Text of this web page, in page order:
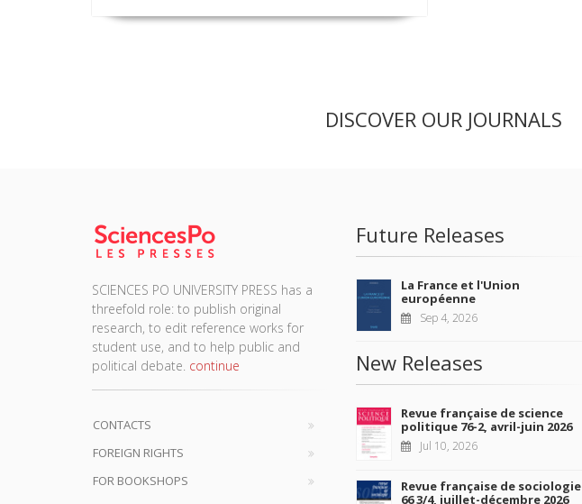
DISCOVER OUR JOURNALS
SCIENCES PO UNIVERSITY PRESS has a
threefold role: to publish original
research, to edit reference works for
student use, and to help public and
political debate. continue
CONTACTS
FOREIGN RIGHTS
FOR BOOKSHOPS
Future Releases
La France et l'Union
européenne
Sep 4, 2026
New Releases
Revue française de science
politique 76-2, avril-juin 2026
Jul 10, 2026
Revue française de sociologie
66 3/4, juillet-décembre 2026